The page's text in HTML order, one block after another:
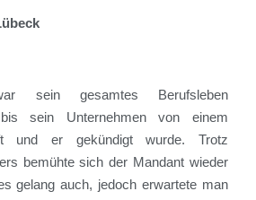
sein gesamtes Berufsleben
bis sein Unternehmen von einem
und er gekündigtwurde. Trotz
bemühte sich der Mandant wieder
gelang auch, jedoch erwartete man